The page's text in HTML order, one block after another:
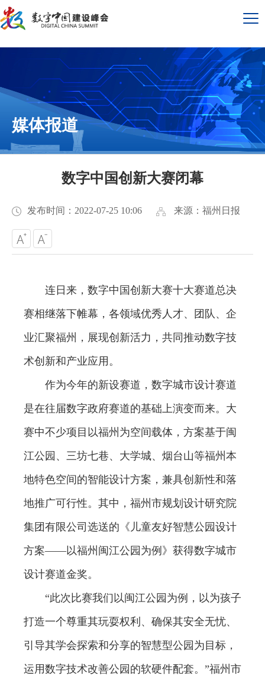
媒体报道
数字中国创新大赛闭幕
发布时间：2022-07-25 10:06 来源：福州日报
连日来，数字中国创新大赛十大赛道总决
赛相继落下帷幕，各领域优秀人才、团队、企
业汇聚福州，展现创新活力，共同推动数字技
术创新和产业应用。
作为今年的新设赛道，数字城市设计赛道
是在往届数字政府赛道的基础上演变而来。大
赛中不少项目以福州为空间载体，方案基于闽
江公园、三坊七巷、大学城、烟台山等福州本
地特色空间的智能设计方案，兼具创新性和落
地推广可行性。其中，福州市规划设计研究院
集团有限公司选送的《儿童友好智慧公园设计
方案——以福州闽江公园为例》获得数字城市
设计赛道金奖。
“此次比赛我们以闽江公园为例，以为孩子
打造一个尊重其玩耍权利、确保其安全无忧、
引导其学会探索和分享的智慧型公园为目标，
运用数字技术改善公园的软硬件配套。”福州市